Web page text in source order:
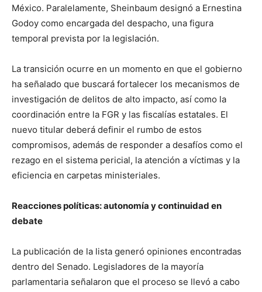
México. Paralelamente, Sheinbaum designó a Ernestina
Godoy como encargada del despacho, una figura
temporal prevista por la legislación.
La transición ocurre en un momento en que el gobierno
ha señalado que buscará fortalecer los mecanismos de
investigación de delitos de alto impacto, así como la
coordinación entre la FGR y las fiscalías estatales. El
nuevo titular deberá definir el rumbo de estos
compromisos, además de responder a desafíos como el
rezago en el sistema pericial, la atención a víctimas y la
eficiencia en carpetas ministeriales.
Reacciones políticas: autonomía y continuidad en
debate
La publicación de la lista generó opiniones encontradas
dentro del Senado. Legisladores de la mayoría
parlamentaria señalaron que el proceso se llevó a cabo